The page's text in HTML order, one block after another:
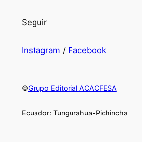
Seguir
Instagram / Facebook
©Grupo Editorial ACACFESA
Ecuador: Tungurahua-Pichincha